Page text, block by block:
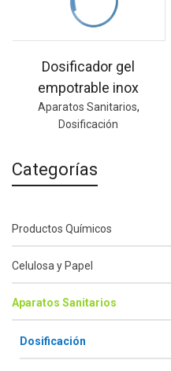
Dosificador gel
empotrable inox
Aparatos Sanitarios,
Dosificación
Categorías
Productos Químicos
Celulosa y Papel
Aparatos Sanitarios
Dosificación